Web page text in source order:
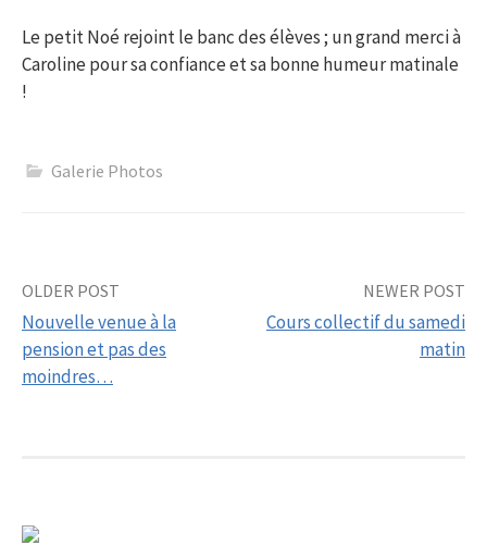
Le petit Noé rejoint le banc des élèves ; un grand merci à
Caroline pour sa confiance et sa bonne humeur matinale
!
Galerie Photos
Post
navigation
OLDER POST
Nouvelle venue à la
pension et pas des
moindres…
NEWER POST
Cours collectif du samedi
matin